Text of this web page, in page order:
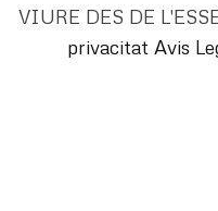
VIURE DES DE
privacitat Avis